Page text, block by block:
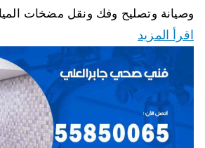
وصيانة وتصليح وفك ونقل مضخات
اقرأ المزيد